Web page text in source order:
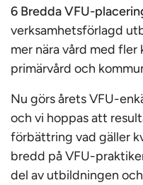
6 Bredda VFU-
verksamhetsförlagd
mer nära vård med fler
primärvård och
Nu görs årets VFU-
och vi hoppas att
förbättring vad gäller
bredd på VFU-
del av utbildningen